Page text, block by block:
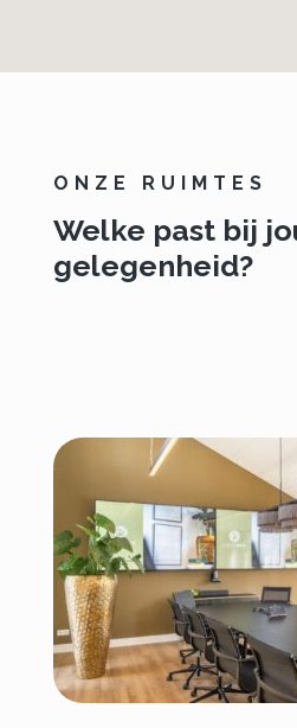
ONZE RUIMTES
Welke past bij
gelegenheid?